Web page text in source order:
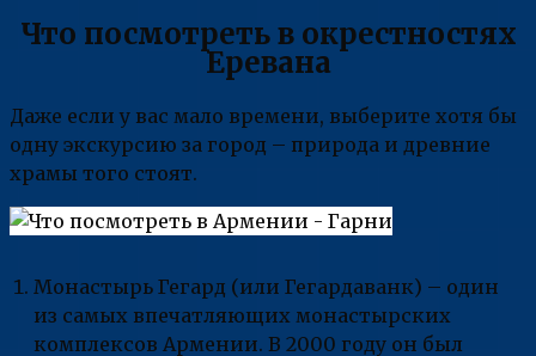
Что посмотреть в окрестностях
Еревана
Даже если у вас мало времени, выберите хотя бы
одну экскурсию за город – природа и древние
храмы того стоят.
Монастырь Гегард (или Гегардаванк) – один
из самых впечатляющих монастырских
комплексов Армении. В 2000 году он был